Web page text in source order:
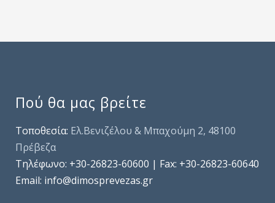
Πού θα μας βρείτε
Τοποθεσία: Ελ.Βενιζέλου & Μπαχούμη 2, 48100
Πρέβεζα
Τηλέφωνo: +30-26823-60600 | Fax: +30-26823-60640
Email: info@dimosprevezas.gr